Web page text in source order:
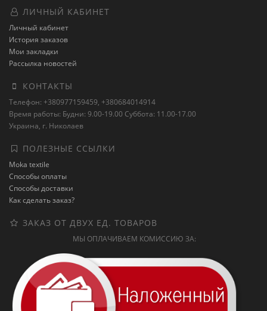
ЛИЧНЫЙ КАБИНЕТ
Личный кабинет
История заказов
Мои закладки
Рассылка новостей
КОНТАКТЫ
Телефон: +380977159459, +380684014914
Время работы: Будни: 9.00-19.00 Суббота: 11.00-17.00
Украина, г. Николаев
ПОЛЕЗНЫЕ ССЫЛКИ
Moka textile
Способы оплаты
Способы доставки
Как сделать заказ?
ЗАКАЗ ОТ ДВУХ ЕД. ТОВАРОВ
МЫ ОПЛАЧИВАЕМ КОМИССИЮ ЗА: